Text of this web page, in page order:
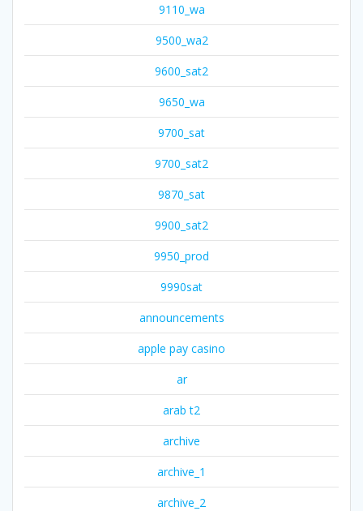
9110_wa
9500_wa2
9600_sat2
9650_wa
9700_sat
9700_sat2
9870_sat
9900_sat2
9950_prod
9990sat
announcements
apple pay casino
ar
arab t2
archive
archive_1
archive_2